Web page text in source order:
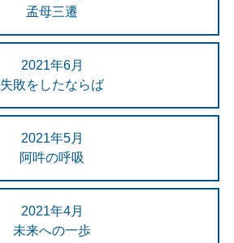
孟母三遷
2021年6月
失敗をしたならば
2021年5月
阿吽の呼吸
2021年4月
未来への一歩